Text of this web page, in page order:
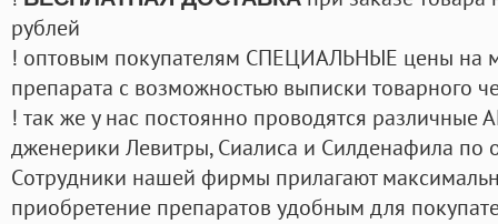
рублей
! оптовым покупателям СПЕЦИАЛЬНЫЕ цены на
препарата с возможностью выписки товарного
! так же у нас постоянно проводятся
дженерики Левитры, Сиалиса и Силденафила по
Cотрудники нашей фирмы прилагают
приобретение препаратов удобным для